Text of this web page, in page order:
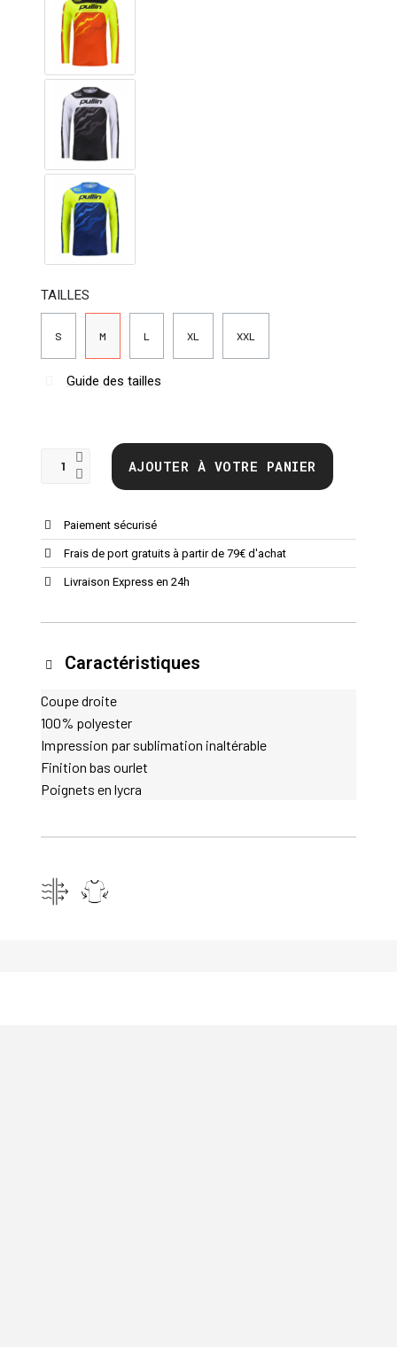
TAILLES
S M L XL XXL
Guide des tailles
AJOUTER À VOTRE PANIER
Paiement sécurisé
Frais de port gratuits à partir de 79€ d'achat
Livraison Express en 24h
Caractéristiques
Coupe droite
100% polyester
Impression par sublimation inaltérable
Finition bas ourlet
Poignets en lycra